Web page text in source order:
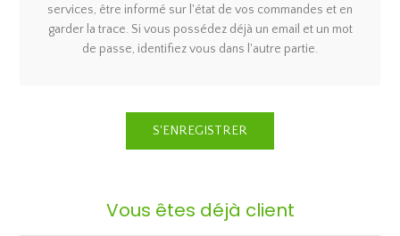
services, être informé sur l'état de vos commandes et en
garder la trace. Si vous possédez déjà un email et un mot
de passe, identifiez vous dans l'autre partie.
Vous êtes déjà client